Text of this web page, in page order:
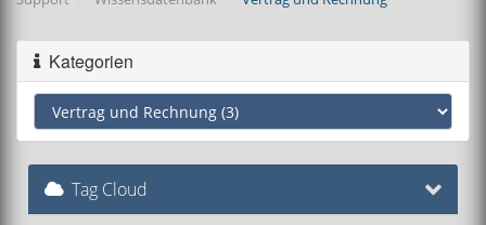
Kategorien
Tag Cloud